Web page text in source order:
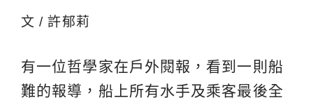
文 / 許郁莉
有一位哲學家在戶外閱報，看到一則船
難的報導，船上所有水手及乘客最後全